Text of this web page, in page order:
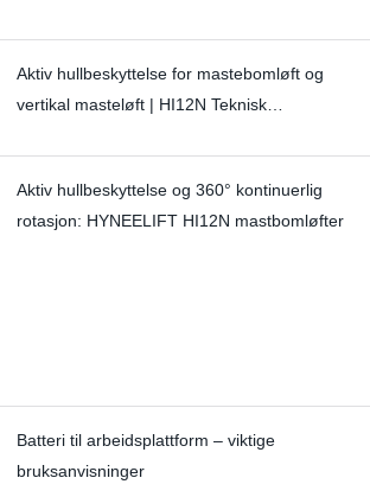
Aktiv hullbeskyttelse for mastebomløft og
vertikal masteløft | HI12N Teknisk
Aktiv hullbeskyttelse og 360° kontinuerlig
rotasjon: HYNEELIFT HI12N mastbomløfter
Batteri til arbeidsplattform – viktige
bruksanvisninger